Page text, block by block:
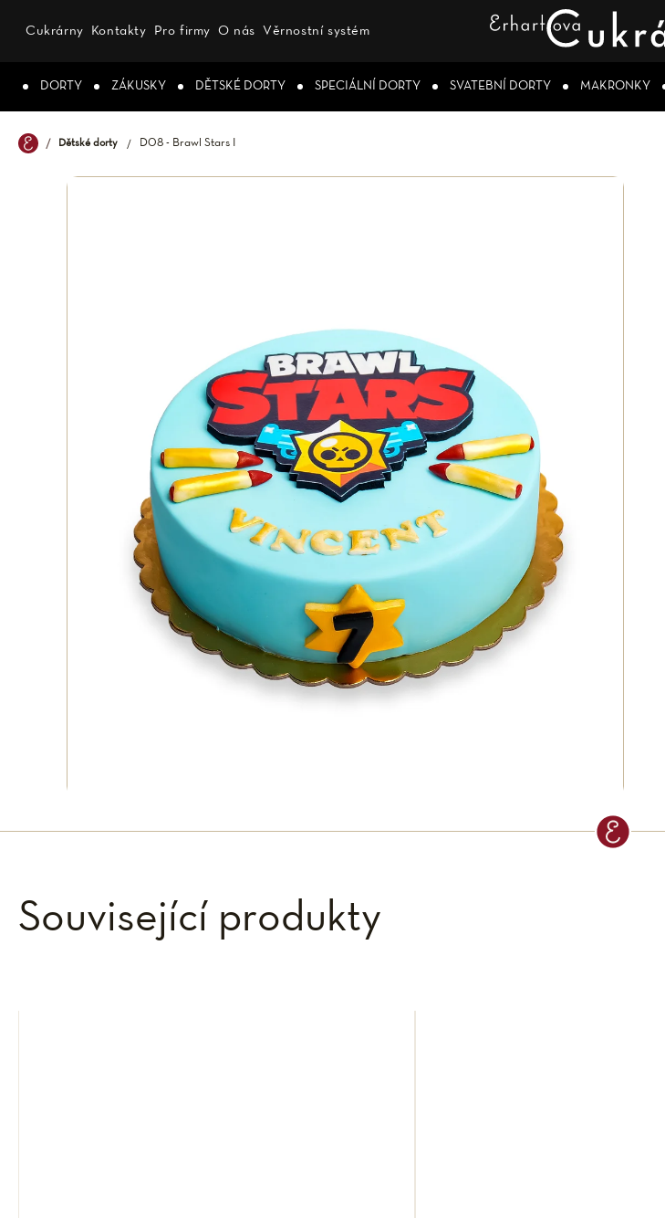
Cukrárny Kontakty Pro firmy O nás Věrnostní systém
DORTY ZÁKUSKY DĚTSKÉ DORTY SPECIÁLNÍ DORTY SVATEBNÍ DORTY MAKRONKY
Dětské dorty D08 - Brawl Stars I
Související produkty